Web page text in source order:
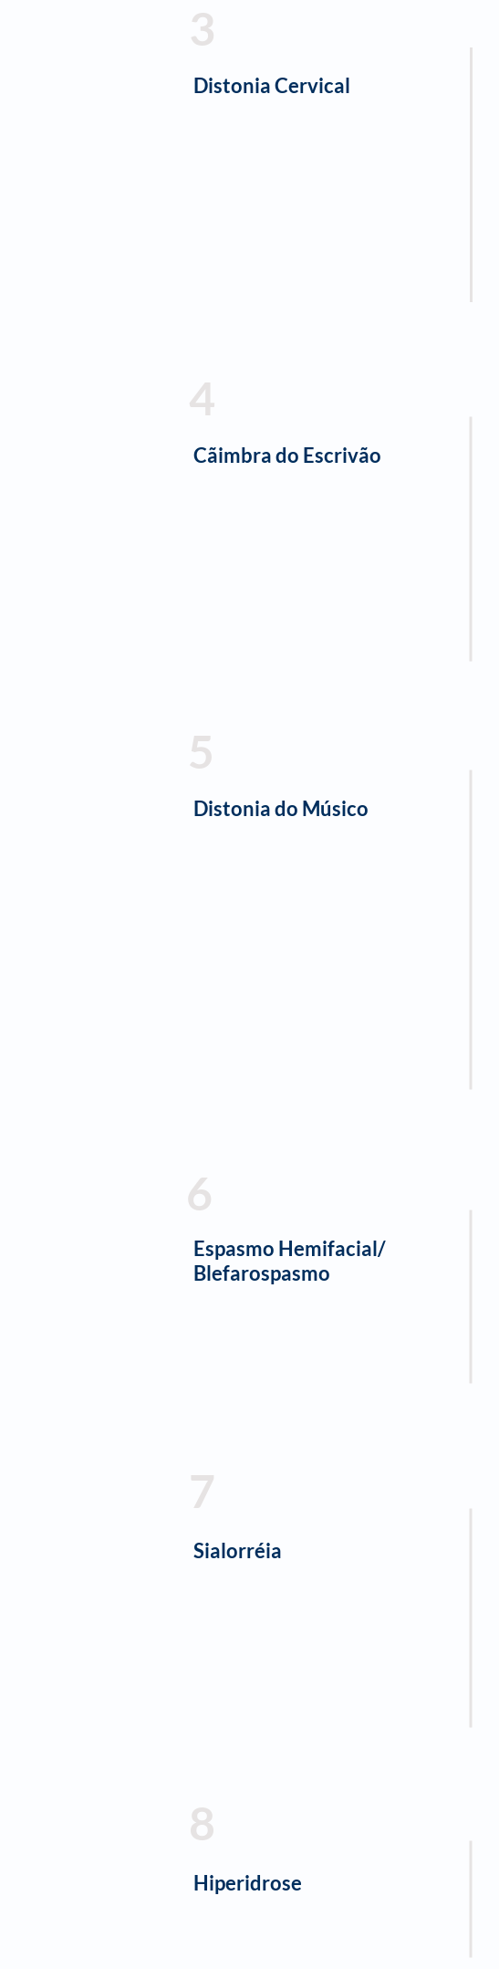
3
Distonia Cervical
4
Cãimbra do Escrivão​
5
Distonia do Músico
6
Espasmo Hemifacial/
Blefarospasmo​​
7
Sialorréia​
8
Hiperidrose​​